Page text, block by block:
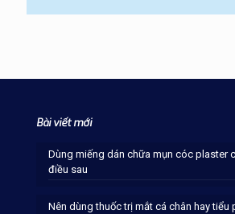
Bài viết mới
Dùng miếng dán chữa mụn cóc plaster
điều sau
Nên dùng thuốc trị mắt cá chân hay tiểu